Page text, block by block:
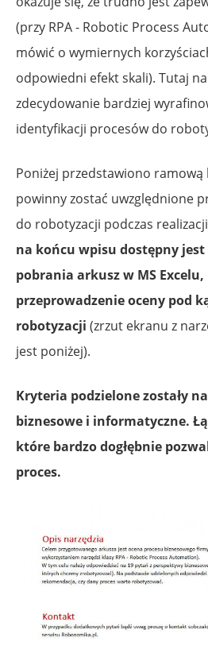
(przy RPA - Robotic Process
mówić o wymiernych
odpowiedni efekt skali). Tutaj
zdecydowanie bardziej
identyfikacji procesów do
Poniżej przedstawiono
powinny zostać uwzględnione
do robotyzacji podczas realizacji
na końcu wpisu dostępny jest
pobrania arkusz w MS
przeprowadzenie oceny pod
robotyzacji (zrzut ekranu z
jest poniżej).
Kryteria podzielone zostały
biznesowe i informatyczne.
które bardzo dogłębnie
proces.